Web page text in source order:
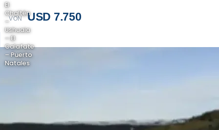
VON USD 7.750
El
Chaltén
–
Ushuaia
– El
Calafate
– Puerto
Natales